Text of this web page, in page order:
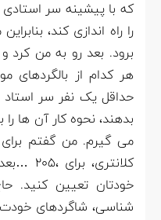
که با پیشینه سر استادی
را راه اندازی کند،
برود. بعد رو به من کرد
هر کدام از بالگردهای
حداقل یک نفر سر
بدهند، نحوه کار آن ها
خودتان تعیین کنید.
شناسی، شاگردهای خودت